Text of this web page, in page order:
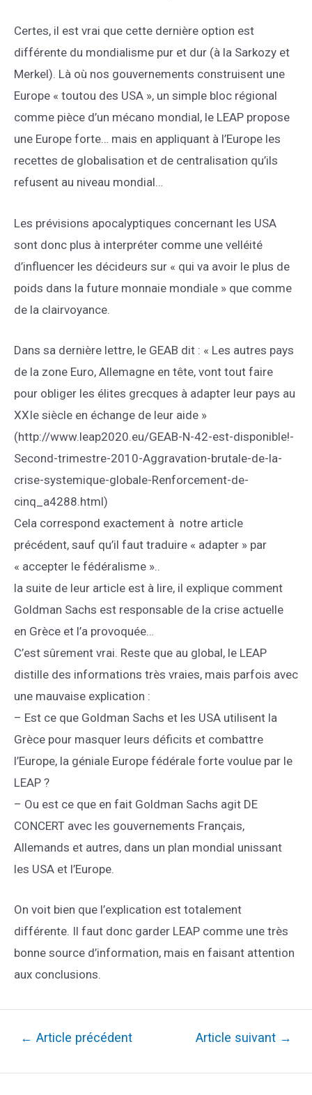
Certes, il est vrai que cette dernière option est
différente du mondialisme pur et dur (à la Sarkozy et
Merkel). Là où nos gouvernements construisent une
Europe « toutou des USA », un simple bloc régional
comme pièce d’un mécano mondial, le LEAP propose
une Europe forte… mais en appliquant à l’Europe les
recettes de globalisation et de centralisation qu’ils
refusent au niveau mondial…
Les prévisions apocalyptiques concernant les USA
sont donc plus à interpréter comme une velléité
d’influencer les décideurs sur « qui va avoir le plus de
poids dans la future monnaie mondiale » que comme
de la clairvoyance.
Dans sa dernière lettre, le GEAB dit : « Les autres pays
de la zone Euro, Allemagne en tête, vont tout faire
pour obliger les élites grecques à adapter leur pays au
XXIe siècle en échange de leur aide »
(http://www.leap2020.eu/GEAB-N-42-est-disponible!-
Second-trimestre-2010-Aggravation-brutale-de-la-
crise-systemique-globale-Renforcement-de-
cinq_a4288.html)
Cela correspond exactement à notre article
précédent, sauf qu’il faut traduire « adapter » par
« accepter le fédéralisme »..
la suite de leur article est à lire, il explique comment
Goldman Sachs est responsable de la crise actuelle
en Grèce et l’a provoquée…
C’est sûrement vrai. Reste que au global, le LEAP
distille des informations très vraies, mais parfois avec
une mauvaise explication :
– Est ce que Goldman Sachs et les USA utilisent la
Grèce pour masquer leurs déficits et combattre
l’Europe, la géniale Europe fédérale forte voulue par le
LEAP ?
– Ou est ce que en fait Goldman Sachs agit DE
CONCERT avec les gouvernements Français,
Allemands et autres, dans un plan mondial unissant
les USA et l’Europe.
On voit bien que l’explication est totalement
différente. Il faut donc garder LEAP comme une très
bonne source d’information, mais en faisant attention
aux conclusions.
Navigation
← Article précédent Article suivant →